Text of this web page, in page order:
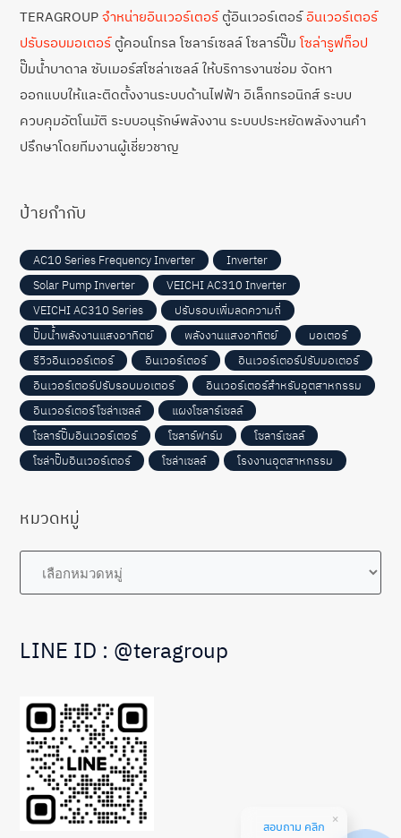
TERAGROUPจำหน่ายอินเวอร์เตอร์ตู้อินเวอร์เตอร์ อินเวอร์เตอร์
ปรับรอบมอเตอร์ตู้คอนโทรล โซลาร์เซลล์ โซลาร์ปั๊ม โซล่ารูฟท็อป
ปั๊มน้ำบาดาล ซับเมอร์สโซล่าเซลล์ ให้บริการงานซ่อม จัดหา
ออกแบบให้และติดตั้งงานระบบด้านไฟฟ้า อิเล็กทรอนิกส์ ระบบ
ควบคุมอัตโนมัติ ระบบอนุรักษ์พลังงาน ระบบประหยัดพลังงานคำ
ปรึกษาโดยทีมงานผู้เชี่ยวชาญ
ป้ายกำกับ
AC10 Series Frequency Inverter
Inverter
Solar Pump Inverter
VEICHI AC310 Inverter
VEICHI AC310 Series
ปรับรอบเพิ่มลดความถี่
ปั๊มน้ำพลังงานแสงอาทิตย์
พลังงานแสงอาทิตย์
มอเตอร์
รีวิวอินเวอร์เตอร์
อินเวอร์เตอร์
อินเวอร์เตอร์ปรับมอเตอร์
อินเวอร์เตอร์ปรับรอบมอเตอร์
อินเวอร์เตอร์สำหรับอุตสาหกรรม
อินเวอร์เตอร์โซล่าเซลล์
แผงโซลาร์เซลล์
โซลาร์ปั๊มอินเวอร์เตอร์
โซลาร์ฟาร์ม
โซลาร์เซลล์
โซล่าปั๊มอินเวอร์เตอร์
โซล่าเซลล์ โรงงานอุตสาหกรรม
หมวดหมู่
หมวด
LINE ID : @teragroup
สอบถาม คลิก